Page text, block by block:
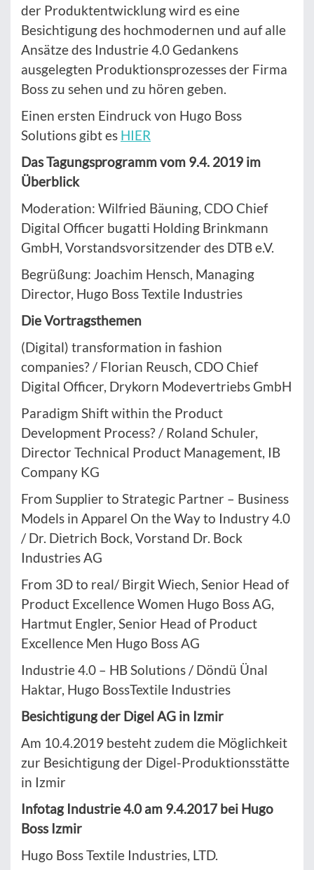
der Produktentwicklung wird es eine
Besichtigung des hochmodernen und auf alle
Ansätze des Industrie 4.0 Gedankens
ausgelegten Produktionsprozesses der Firma
Boss zu sehen und zu hören geben.
Einen ersten Eindruck von Hugo Boss
Solutions gibt es HIER
Das Tagungsprogramm vom 9.4. 2019 im
Überblick
Moderation: Wilfried Bäuning, CDO Chief
Digital Officer bugatti Holding Brinkmann
GmbH, Vorstandsvorsitzender des DTB e.V.
Begrüßung: Joachim Hensch, Managing
Director, Hugo Boss Textile Industries
Die Vortragsthemen
(Digital) transformation in fashion
companies? / Florian Reusch, CDO Chief
Digital Officer, Drykorn Modevertriebs GmbH
Paradigm Shift within the Product
Development Process? / Roland Schuler,
Director Technical Product Management, IB
Company KG
From Supplier to Strategic Partner – Business
Models in Apparel On the Way to Industry 4.0
/ Dr. Dietrich Bock, Vorstand Dr. Bock
Industries AG
From 3D to real/ Birgit Wiech, Senior Head of
Product Excellence Women Hugo Boss AG,
Hartmut Engler, Senior Head of Product
Excellence Men Hugo Boss AG
Industrie 4.0 – HB Solutions / Döndü Ünal
Haktar, Hugo BossTextile Industries
Besichtigung der Digel AG in Izmir
Am 10.4.2019 besteht zudem die Möglichkeit
zur Besichtigung der Digel-Produktionsstätte
in Izmir
Infotag Industrie 4.0 am 9.4.2017 bei Hugo
Boss Izmir
Hugo Boss Textile Industries, LTD.